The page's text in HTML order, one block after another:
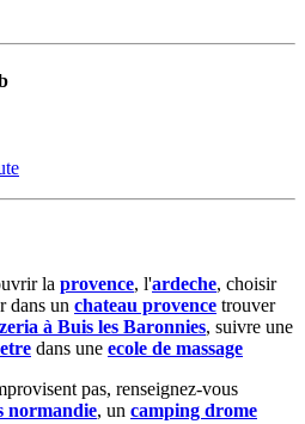
la provence, l'ardeche, choisir
dans un chateau provence trouver
à Buis les Baronnies, suivre une
dans une ecole de massage
pas, renseignez-vous
normandie, un camping drome